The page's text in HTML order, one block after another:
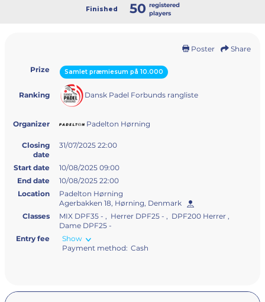
Finished 50 registered
players
Poster Share
Prize Samlet præmiesum på 10.000
Ranking Dansk Padel Forbunds rangliste
Organizer Padelton Hørning
Closing
date
31/07/2025 22:00
Start date
10/08/2025 09:00
End date
10/08/2025 22:00
Location
Padelton Hørning
Agerbakken 18, Hørning, Denmark
Classes
MIX DPF35 - , Herrer DPF25 - , DPF200 Herrer ,
Dame DPF25 -
Entry fee
Show
Payment method: Cash